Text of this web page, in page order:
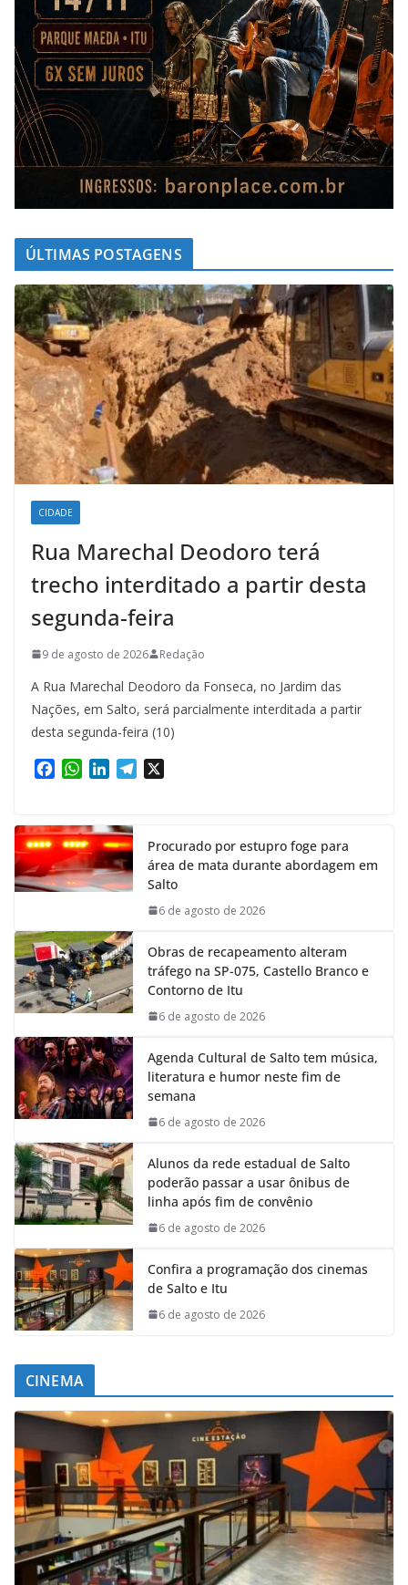
ÚLTIMAS POSTAGENS
CIDADE
Rua Marechal Deodoro terá
trecho interditado a partir desta
segunda-feira
9 de agosto de 2026 Redação
A Rua Marechal Deodoro da Fonseca, no Jardim das
Nações, em Salto, será parcialmente interditada a partir
desta segunda-feira (10)
e
b
o
o
W
t
s
A
p
k
e
d
I
m
Procurado por estupro foge para
área de mata durante abordagem em
Salto
6 de agosto de 2026
Obras de recapeamento alteram
tráfego na SP-075, Castello Branco e
Contorno de Itu
6 de agosto de 2026
Agenda Cultural de Salto tem música,
literatura e humor neste fim de
semana
6 de agosto de 2026
Alunos da rede estadual de Salto
poderão passar a usar ônibus de
linha após fim de convênio
6 de agosto de 2026
Confira a programação dos cinemas
de Salto e Itu
6 de agosto de 2026
CINEMA